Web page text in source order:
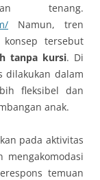
tenang.
Namun, tren
tersebut
tanpa kursi. Di
dilakukan dalam
fleksibel dan
anak.
pada aktivitas
temuan